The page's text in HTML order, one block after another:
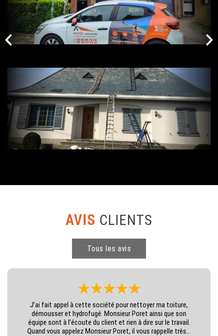
AVIS CLIENTS
Tous les avis
J’ai fait appel à cette société pour nettoyer ma toiture,
démousser et hydrofugé. Monsieur Poret ainsi que son
équipe sont à l’écoute du client et rien à dire sur le travail.
Quand vous appelez Monsieur Poret, il vous rappelle très...